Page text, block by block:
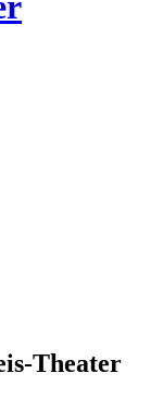
Theater